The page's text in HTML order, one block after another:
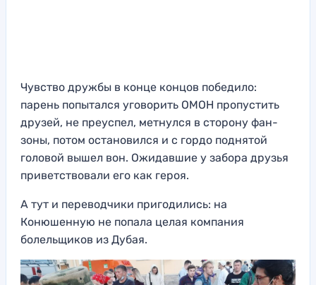
Чувство дружбы в конце концов победило:
парень попытался уговорить ОМОН пропустить
друзей, не преуспел, метнулся в сторону фан-
зоны, потом остановился и с гордо поднятой
головой вышел вон. Ожидавшие у забора друзья
приветствовали его как героя.
А тут и переводчики пригодились: на
Конюшенную не попала целая компания
болельщиков из Дубая.